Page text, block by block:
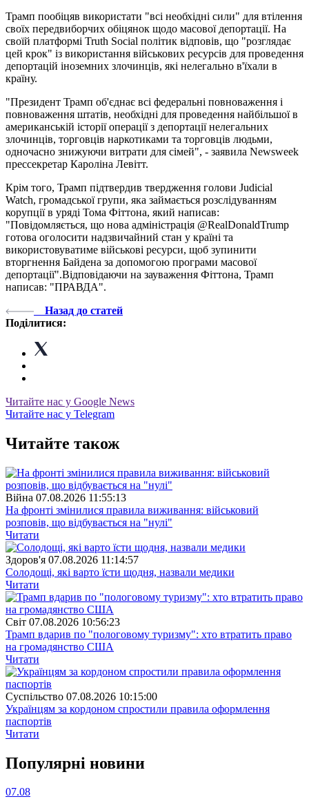
Трамп пообіцяв використати "всі необхідні сили" для втілення
своїх передвиборчих обіцянок щодо масової депортації. На
своїй платформі Truth Social політик відповів, що "розглядає
цей крок" із використання військових ресурсів для проведення
депортацій іноземних злочинців, які нелегально в'їхали в
країну.
"Президент Трамп об'єднає всі федеральні повноваження і
повноваження штатів, необхідні для проведення найбільшої в
американській історії операції з депортації нелегальних
злочинців, торговців наркотиками та торговців людьми,
одночасно знижуючи витрати для сімей", - заявила Newsweek
прессекретар Кароліна Левітт.
Крім того, Трамп підтвердив твердження голови Judicial
Watch, громадської групи, яка займається розслідуванням
корупції в уряді Тома Фіттона, який написав:
"Повідомляється, що нова адміністрація @RealDonaldTrump
готова оголосити надзвичайний стан у країні та
використовуватиме військові ресурси, щоб зупинити
вторгнення Байдена за допомогою програми масової
депортації".Відповідаючи на зауваження Фіттона, Трамп
написав: "ПРАВДА".
Назад до статей
Поділитися:
Читайте нас у Google News
Читайте нас у Telegram
Читайте також
Війна 07.08.2026 11:55:13
На фронті змінилися правила виживання: військовий
розповів, що відбувається на "нулі"
Читати
Здоров'я 07.08.2026 11:14:57
Солодощі, які варто їсти щодня, назвали медики
Читати
Свiт 07.08.2026 10:56:23
Трамп вдарив по "пологовому туризму": хто втратить право
на громадянство США
Читати
Суспiльство 07.08.2026 10:15:00
Українцям за кордоном спростили правила оформлення
паспортів
Читати
Популярнi новини
07.08